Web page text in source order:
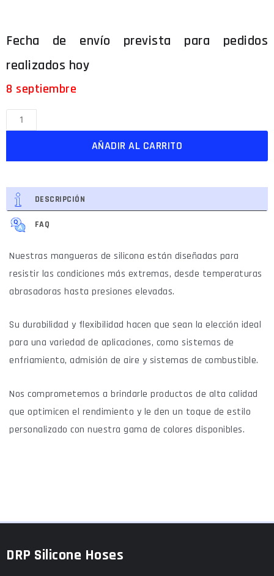
8 septiembre
AÑADIR AL CARRITO
DESCRIPCIÓN
FAQ
Nuestras mangueras de silicona están diseñadas para
resistir las condiciones más extremas, desde temperaturas
abrasadoras hasta presiones elevadas.
Su durabilidad y flexibilidad hacen que sean la elección ideal
para una variedad de aplicaciones, como sistemas de
enfriamiento, admisión de aire y sistemas de combustible.
Nos comprometemos a brindarle productos de alta calidad
que optimicen el rendimiento y le den un toque de estilo
personalizado con nuestra gama de colores disponibles.
DRP Silicone Hoses